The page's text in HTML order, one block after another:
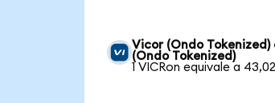
Vicor (Ondo
(Ondo Tokenized)
1 VICRon equivale a